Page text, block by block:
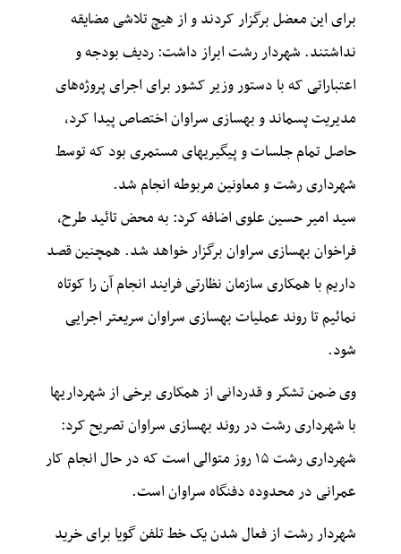
برای این معضل برگزار کردند و از هیچ تلاشی مضایقه
نداشتند. شهردار رشت ابراز داشت: ردیف بودجه و
اعتباراتی که با دستور وزیر کشور برای اجرای پروژه‌های
مدیریت پسماند و بهسازی سراوان اختصاص پیدا کرد،
حاصل تمام جلسات و پیگیریهای مستمری بود که توسط
شهرداری رشت و معاونین مربوطه انجام شد.
سید امیر حسین علوی اضافه کرد: به محض تائید طرح،
فراخوان بهسازی سراوان برگزار خواهد شد. همچنین قصد
داریم با همکاری سازمان نظارتی فرایند انجام آن را کوتاه
نمائیم تا روند عملیات بهسازی سراوان سریعتر اجرایی
شود.
وی ضمن تشکر و قدردانی از همکاری برخی از شهرداریها
با شهرداری رشت در روند بهسازی سراوان تصریح کرد:
شهرداری رشت ۱۵ روز متوالی است که در حال انجام کار
عمرانی در محدوده دفنگاه سراوان است.
شهردار رشت از فعال شدن یک خط تلفن گویا برای خرید